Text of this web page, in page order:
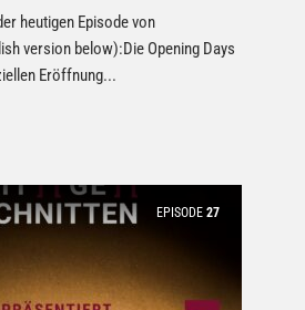
heutigen Episode von
version below):Die Opening Days
Eröffnung...
EPISODE 27